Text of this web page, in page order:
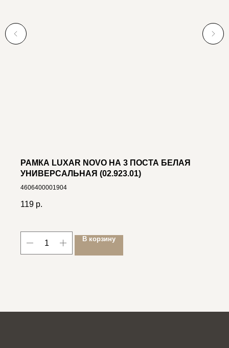
РАМКА LUXAR NOVO НА 3 ПОСТА БЕЛАЯ
УНИВЕРСАЛЬНАЯ (02.923.01)
4606400001904
119 р.
В корзину